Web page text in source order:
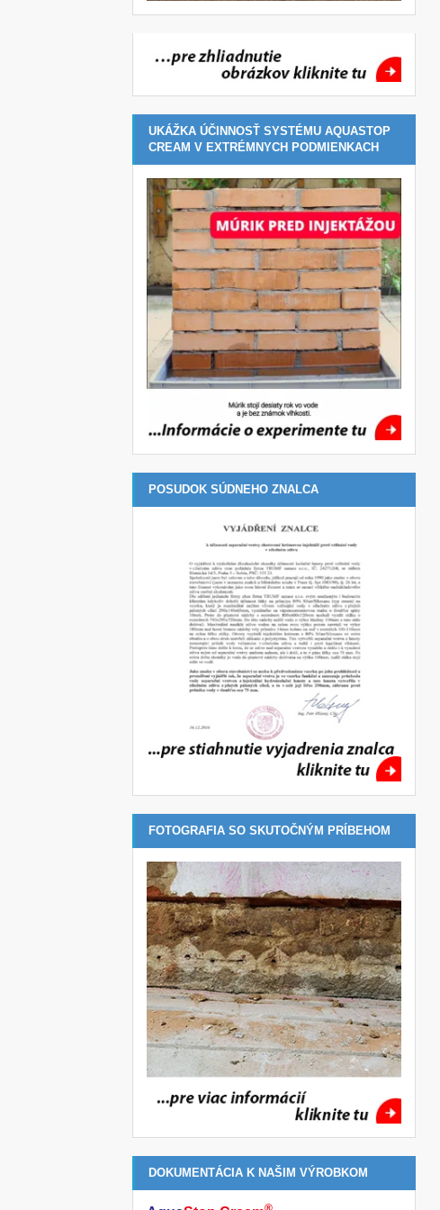
UKÁŽKA ÚČINNOSŤ SYSTÉMU AQUASTOP
CREAM V EXTRÉMNYCH PODMIENKACH
POSUDOK SÚDNEHO ZNALCA
FOTOGRAFIA SO SKUTOČNÝM PRÍBEHOM
DOKUMENTÁCIA K NAŠIM VÝROBKOM